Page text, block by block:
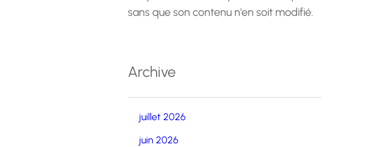
sans que son contenu n'en soit modifié.
Archive
juillet 2026
juin 2026